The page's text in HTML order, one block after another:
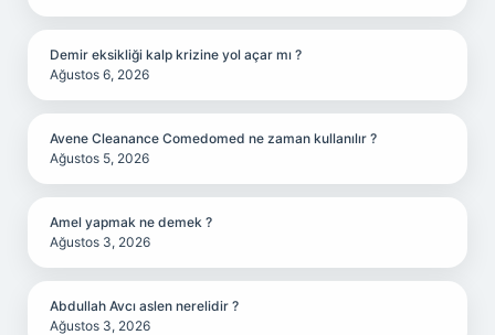
Demir eksikliği kalp krizine yol açar mı ?
Ağustos 6, 2026
Avene Cleanance Comedomed ne zaman kullanılır ?
Ağustos 5, 2026
Amel yapmak ne demek ?
Ağustos 3, 2026
Abdullah Avcı aslen nerelidir ?
Ağustos 3, 2026